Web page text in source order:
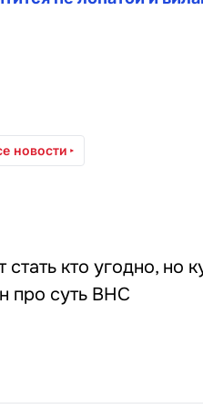
новости
кто угодно, но
про суть ВНС